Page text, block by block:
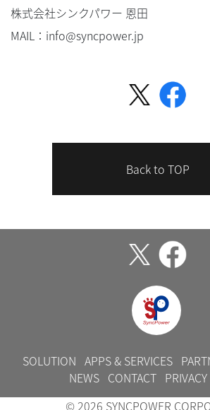
株式会社シンクパワー 恩田
MAIL：info@syncpower.jp
Back to TOP
SOLUTION APPS & SERVICES
NEWS CONTACT
© 2026 SYNCPOWER